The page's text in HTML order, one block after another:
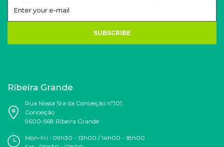
SUBSCRIBE
Ribeira Grande
Rua Nossa Sra da Conceição nº101
Conceição
9600-568 Ribeira Grande
Mon-Fri : 09h30 - 13h00 / 14h00 - 18h00